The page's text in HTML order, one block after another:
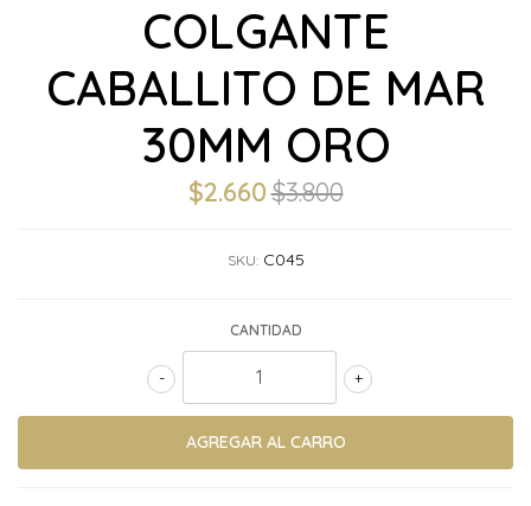
COLGANTE
CABALLITO DE MAR
30MM ORO
$2.660$3.800
SKU: C045
CANTIDAD
+
-